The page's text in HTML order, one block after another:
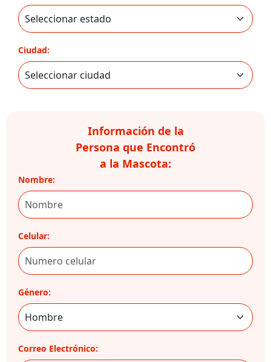
Ciudad:
Información de la
Persona que Encontró
a la Mascota:
Nombre:
Celular:
Género:
Correo Electrónico: